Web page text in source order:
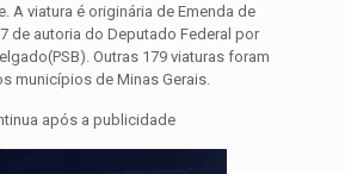
A viatura é originária de Emenda de
de autoria do Deputado Federal por
Outras 179 viaturas foram
municípios de Minas Gerais.
após a publicidade